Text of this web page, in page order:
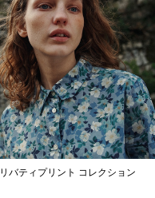
リバティプリント コレクション